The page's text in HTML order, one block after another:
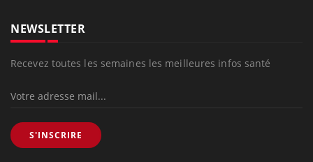
NEWSLETTER
Recevez toutes les semaines les meilleures infos santé
S'INSCRIRE